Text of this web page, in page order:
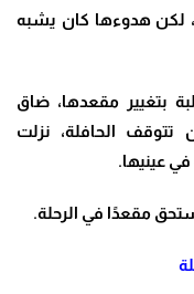
لكن هدوءها كان يشبه
بتغيير مقعدها، ضاق
الحافلة، نزلت
عينيها.
مقعدًا في الرحلة.